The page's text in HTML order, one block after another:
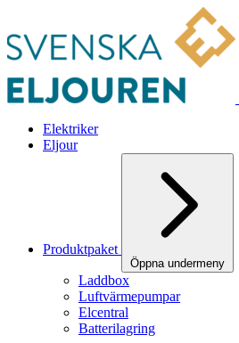
Elektriker
Eljour
Produktpaket
Öppna undermeny
Laddbox
Luftvärmepumpar
Elcentral
Batterilagring